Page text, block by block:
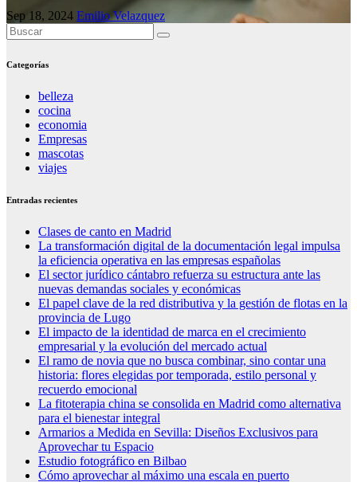
Sep 18, 2024 Emilio Velazquez
Categorías
belleza
cocina
economia
Empresas
mascotas
viajes
Entradas recientes
Clases de canto en Madrid
La transformación digital de la documentación legal impulsa
la eficiencia operativa en las empresas españolas
El sector jurídico cántabro refuerza su estructura ante las
nuevas demandas sociales y económicas
El papel clave de la red distributiva y la gestión de flotas en la
provincia de Lugo
El impacto de la identidad de marca en el crecimiento
empresarial y la evolución del mercado actual
El ramo de novia que no busca combinar, sino contar una
historia: flores elegidas por temporada, estilo personal y
recuerdo emocional
La fitoterapia china se consolida en Madrid como alternativa
para el bienestar integral
Armarios a Medida en Sevilla: Diseños Exclusivos para
Aprovechar tu Espacio
Estudio fotográfico en Bilbao
Cómo aprovechar al máximo una escala en puerto